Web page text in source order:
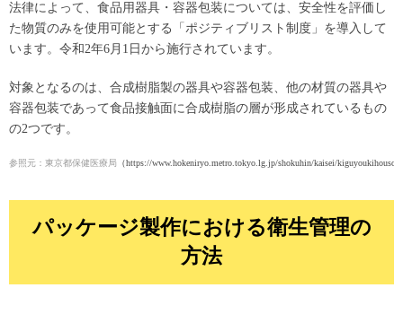
法律によって、食品用器具・容器包装については、安全性を評価し
た物質のみを使用可能とする「ポジティブリスト制度」を導入して
います。令和2年6月1日から施行されています。
対象となるのは、合成樹脂製の器具や容器包装、他の材質の器具や
容器包装であって食品接触面に合成樹脂の層が形成されているもの
の2つです。
参照元：東京都保健医療局 （https://www.hokeniryo.metro.tokyo.lg.jp/shokuhin/kaisei/
パッケージ製作における衛生管理の
方法